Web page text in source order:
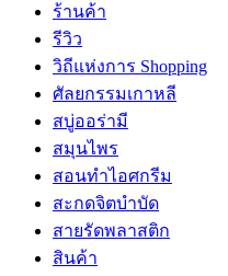
ร้านค้า
รีวิว
วิถีแห่งการ Shopping
ศัลยกรรมเกาหลี
สบู่ออร่ามี
สมุนไพร
สอนทำไอศกรีม
สะกดจิตบำบัด
สายรัดพลาสติก
สินค้า